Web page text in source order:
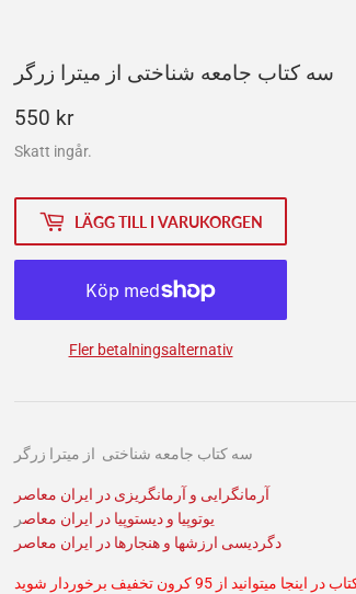
سه کتاب جامعه شناختی از میترا زرگر
550 kr550
kr
Skatt ingår.
LÄGG TILL I VARUKORGEN
Fler betalningsalternativ
سه کتاب جامعه شناختی از میترا زرگر
آرمانگرایی و آرمانگریزی در ایران معاصر
یوتوپیا و دیستوپیا در ایران معاصر
دگردیسی ارزشها و هنجارها در ایران معاصر
95 کرون تخفیف برخوردار شوید